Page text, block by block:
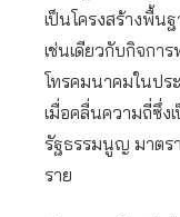
เป็นโครงสร้างพื้น
เช่นเดียวกับกิจกา
โทรคมนาคมในปร
เมื่อคลื่นความถี่ซึ่ง
รัฐธรรมนูญ มาตร
ราย